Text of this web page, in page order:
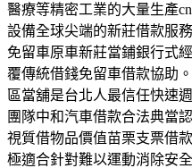
醫療等精密工業的大量生產
設備全球尖端的新莊借款服
免留車原車新莊當鋪銀行式
覆傳統借錢免留車借款協助
區當舖是台北人最信任快速
團隊中和汽車借款合法典當
視質借物品價值苗栗支票借
極適合針對難以運動消除安